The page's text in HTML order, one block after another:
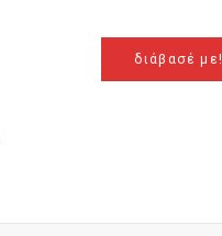
διάβασέ με!